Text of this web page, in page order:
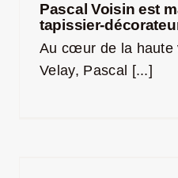
Pascal Voisin est
tapissier-
Au cœur de la haute
Velay, Pascal [...]